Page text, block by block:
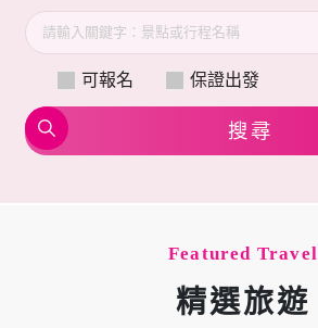
可報名 保證出發
Featured Travel
精選旅遊